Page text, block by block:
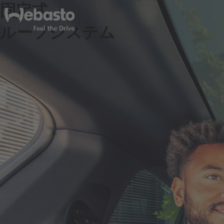
固定式
ルーフシステム